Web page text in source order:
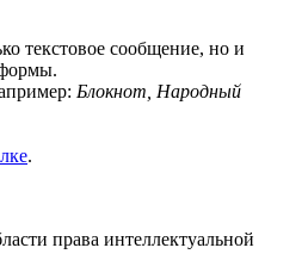
текстовое сообщение, но и
Блокнот, Народный
.
права интеллектуальной